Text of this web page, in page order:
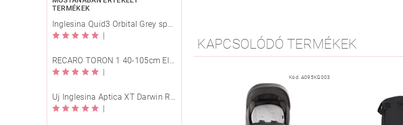
TERMÉKEK
Inglesina Quid3 Orbital Grey sport babakocsi
|
RECARO TORON 1 40-105cm Elegant Beige
|
Új Inglesina Aptica XT Darwin Recline Evo 4in1 Himalaya Blue multifunkciós babakocsi
|
KAPCSOLÓDÓ TERMÉKEK
Kód: A095KG003